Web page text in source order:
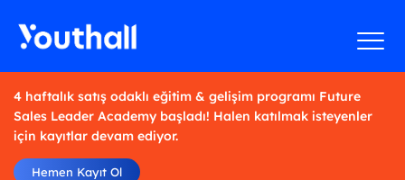
4 haftalık satış odaklı eğitim & gelişim programı Future
Sales Leader Academy başladı! Halen katılmak isteyenler
için kayıtlar devam ediyor.
Hemen Kayıt Ol